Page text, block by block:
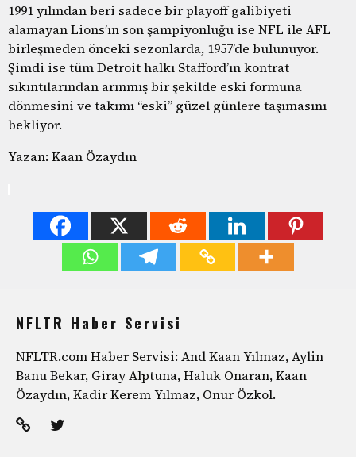
1991 yılından beri sadece bir playoff galibiyeti
alamayan Lions’ın son şampiyonluğu ise NFL ile AFL
birleşmeden önceki sezonlarda, 1957’de bulunuyor.
Şimdi ise tüm Detroit halkı Stafford’ın kontrat
sıkıntılarından arınmış bir şekilde eski formuna
dönmesini ve takımı “eski” güzel günlere taşımasını
bekliyor.
Yazan: Kaan Özaydın
NFLTR Haber Servisi
NFLTR.com Haber Servisi: And Kaan Yılmaz, Aylin
Banu Bekar, Giray Alptuna, Haluk Onaran, Kaan
Özaydın, Kadir Kerem Yılmaz, Onur Özkol.